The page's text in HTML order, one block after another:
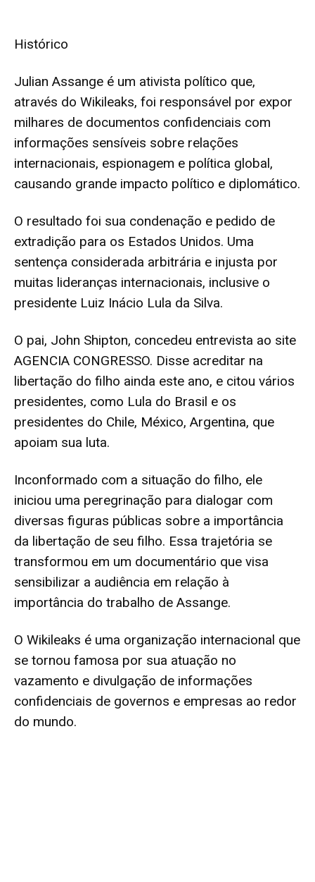
Histórico
Julian Assange é um ativista político que,
através do Wikileaks, foi responsável por expor
milhares de documentos confidenciais com
informações sensíveis sobre relações
internacionais, espionagem e política global,
causando grande impacto político e diplomático.
O resultado foi sua condenação e pedido de
extradição para os Estados Unidos. Uma
sentença considerada arbitrária e injusta por
muitas lideranças internacionais, inclusive o
presidente Luiz Inácio Lula da Silva.
O pai, John Shipton, concedeu entrevista ao site
AGENCIA CONGRESSO. Disse acreditar na
libertação do filho ainda este ano, e citou vários
presidentes, como Lula do Brasil e os
presidentes do Chile, México, Argentina, que
apoiam sua luta.
Inconformado com a situação do filho, ele
iniciou uma peregrinação para dialogar com
diversas figuras públicas sobre a importância
da libertação de seu filho. Essa trajetória se
transformou em um documentário que visa
sensibilizar a audiência em relação à
importância do trabalho de Assange.
O Wikileaks é uma organização internacional que
se tornou famosa por sua atuação no
vazamento e divulgação de informações
confidenciais de governos e empresas ao redor
do mundo.